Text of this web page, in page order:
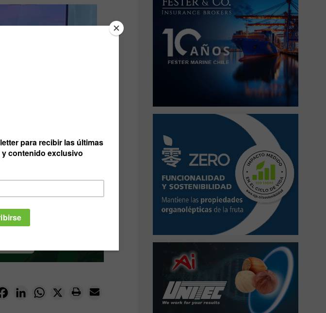
FacebookLinkedInWhatsApp
X